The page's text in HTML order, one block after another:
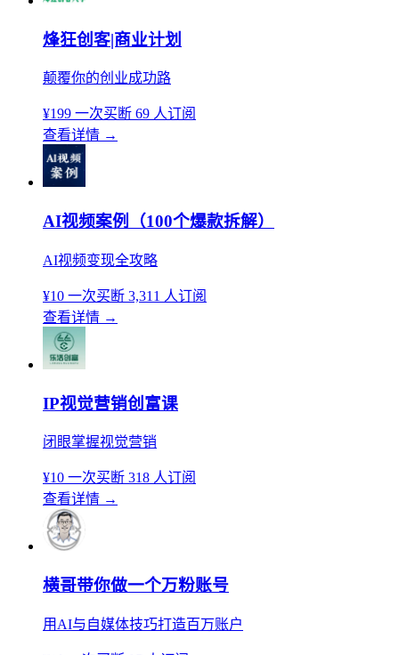
烽狂创客|商业计划
颠覆你的创业成功路
¥199 一次买断 69 人订阅
查看详情 →
AI视频案例（100个爆款拆解）
AI视频变现全攻略
¥10 一次买断 3,311 人订阅
查看详情 →
IP视觉营销创富课
闭眼掌握视觉营销
¥10 一次买断 318 人订阅
查看详情 →
横哥带你做一个万粉账号
用AI与自媒体技巧打造百万账户